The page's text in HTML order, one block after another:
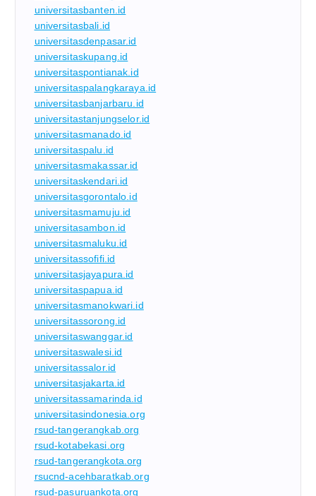
universitasbanten.id
universitasbali.id
universitasdenpasar.id
universitaskupang.id
universitaspontianak.id
universitaspalangkaraya.id
universitasbanjarbaru.id
universitastanjungselor.id
universitasmanado.id
universitaspalu.id
universitasmakassar.id
universitaskendari.id
universitasgorontalo.id
universitasmamuju.id
universitasambon.id
universitasmaluku.id
universitassofifi.id
universitasjayapura.id
universitaspapua.id
universitasmanokwari.id
universitassorong.id
universitaswanggar.id
universitaswalesi.id
universitassalor.id
universitasjakarta.id
universitassamarinda.id
universitasindonesia.org
rsud-tangerangkab.org
rsud-kotabekasi.org
rsud-tangerangkota.org
rsucnd-acehbaratkab.org
rsud-pasuruankota.org